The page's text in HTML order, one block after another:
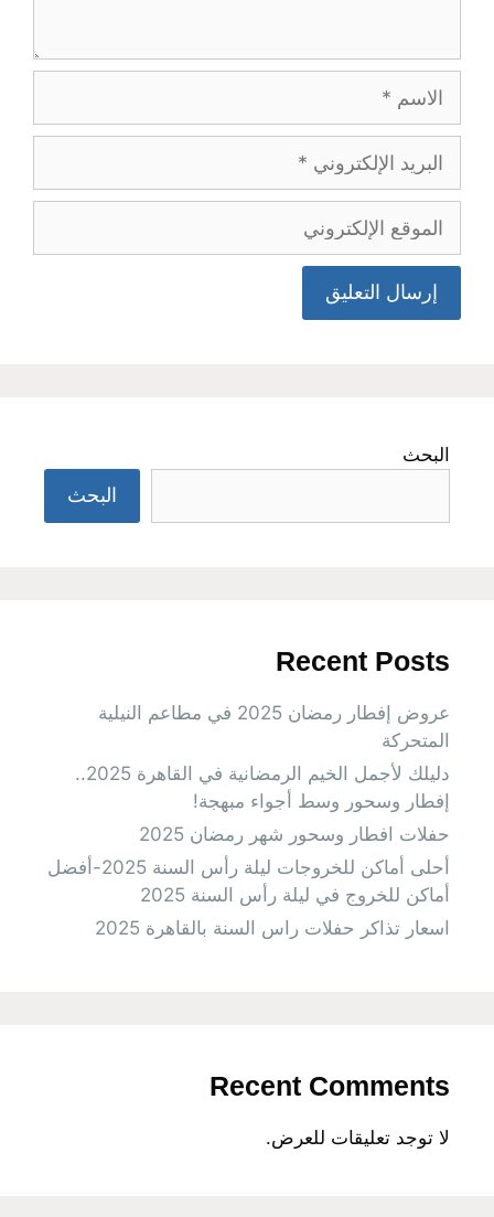
الاسم
البريد
الإلكتروني
الموقع
الإلكتروني
البحث
البحث
Recent Posts
عروض إفطار رمضان 2025 في مطاعم النيلية
المتحركة
دليلك لأجمل الخيم الرمضانية في القاهرة 2025..
إفطار وسحور وسط أجواء مبهجة!
حفلات افطار وسحور شهر رمضان 2025
أحلى أماكن للخروجات ليلة رأس السنة 2025-أفضل
أماكن للخروج في ليلة رأس السنة 2025
اسعار تذاكر حفلات راس السنة بالقاهرة 2025
Recent Comments
لا توجد تعليقات للعرض.